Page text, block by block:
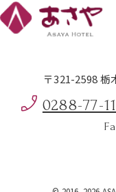
〒321-2598 栃
0288-77-